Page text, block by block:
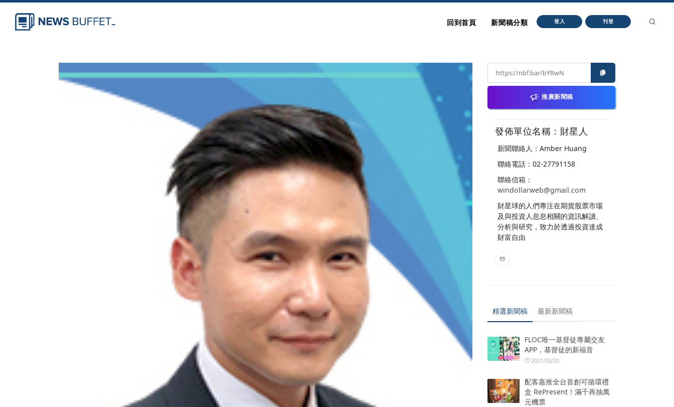
回到首頁 新聞稿分類 登入 刊登
推廣新聞稿
發佈單位名稱：財星人
新聞聯絡人：Amber Huang
聯絡電話：02-27791158
聯絡信箱：
windollarweb@gmail.com
財星球的人們專注在期貨股票市場
及與投資人息息相關的資訊解讀、
分析與研究，致力於透過投資達成
財富自由
精選新聞稿 最新新聞稿
FLOC唯一基督徒專屬交友
APP，基督徒的新福音
2021/03/29
配客嘉推全台首創可循環禮
盒 RePresent！滿千再抽萬
元機票